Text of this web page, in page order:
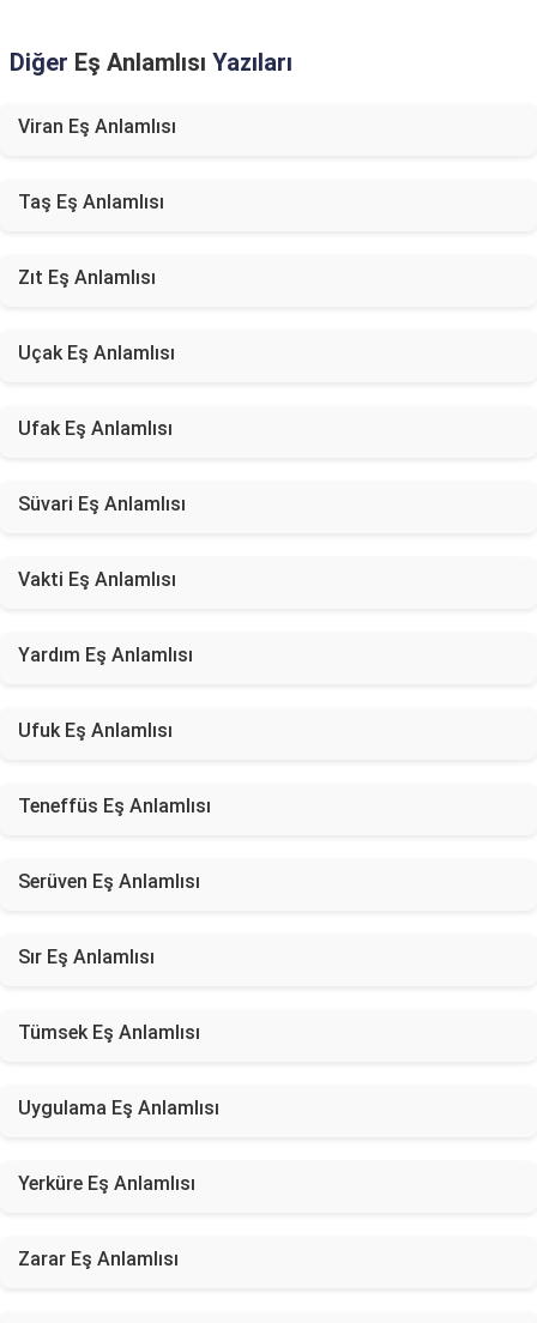
Diğer Eş Anlamlısı Yazıları
Viran Eş Anlamlısı
Taş Eş Anlamlısı
Zıt Eş Anlamlısı
Uçak Eş Anlamlısı
Ufak Eş Anlamlısı
Süvari Eş Anlamlısı
Vakti Eş Anlamlısı
Yardım Eş Anlamlısı
Ufuk Eş Anlamlısı
Teneffüs Eş Anlamlısı
Serüven Eş Anlamlısı
Sır Eş Anlamlısı
Tümsek Eş Anlamlısı
Uygulama Eş Anlamlısı
Yerküre Eş Anlamlısı
Zarar Eş Anlamlısı